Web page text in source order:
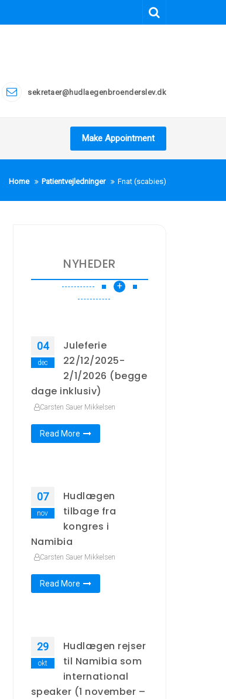
sekretaer@hudlaegenbroenderslev.dk
Make Appointment
Home Patientvejledninger Fnat (scabies)
NYHEDER
+
04
dec
Juleferie
22/12/2025-
2/1/2026 (begge
dage inklusiv)
Carsten Sauer Mikkelsen
Read More
07
nov
Hudlægen
tilbage fra
kongres i
Namibia
Carsten Sauer Mikkelsen
Read More
29
okt
Hudlægen rejser
til Namibia som
international
speaker (1 november –